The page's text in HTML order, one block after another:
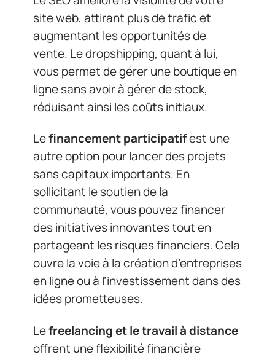
site web, attirant plus de trafic et
augmentant les opportunités de
vente. Le dropshipping, quant à lui,
vous permet de gérer une boutique en
ligne sans avoir à gérer de stock,
réduisant ainsi les coûts initiaux.
Lefinancement participatifest une
autre option pour lancer des projets
sans capitaux importants. En
sollicitant le soutien de la
communauté, vous pouvez financer
des initiatives innovantes tout en
partageant les risques financiers. Cela
ouvre la voie à la création d’entreprises
en ligne ou à l’investissement dans des
idées prometteuses.
Lefreelancing et le travail à distance
offrent une flexibilité financière